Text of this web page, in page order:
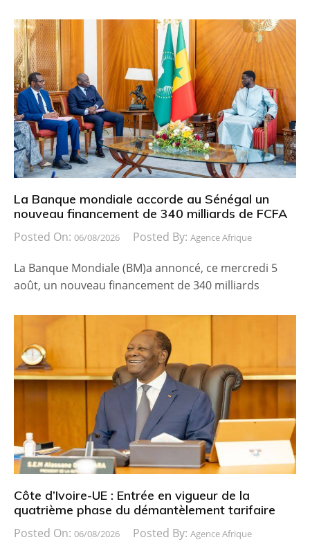
La Banque mondiale accorde au Sénégal un
nouveau financement de 340 milliards de FCFA
Posted On: 06/08/2026 Posted By: Agence Afrique
La Banque Mondiale (BM)a annoncé, ce mercredi 5
août, un nouveau financement de 340 milliards
Côte d’Ivoire-UE : Entrée en vigueur de la
quatrième phase du démantèlement tarifaire
Posted On: 06/08/2026 Posted By: Agence Afrique